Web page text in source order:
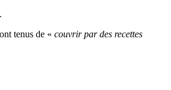
tenus de « couvrir par des recettes